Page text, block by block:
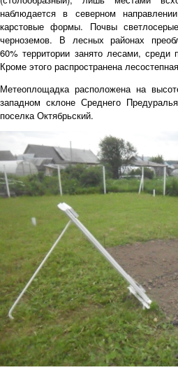
наблюдается в северном
карстовые формы. Почвы
черноземов. В лесных районах
60% территории занято лесами,
Кроме этого распространена
Метеоплощадка расположена на
западном склоне Среднего
поселка Октябрьский.